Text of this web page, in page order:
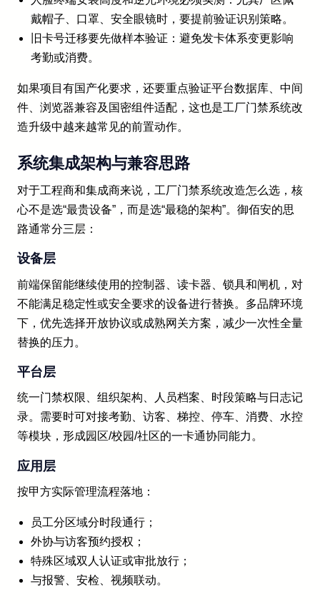
戴帽子、口罩、安全眼镜时，要提前验证识别策略。
旧卡号迁移要先做样本验证：避免发卡体系变更影响
考勤或消费。
如果项目有国产化要求，还要重点验证平台数据库、中间
件、浏览器兼容及国密组件适配，这也是工厂门禁系统改
造升级中越来越常见的前置动作。
系统集成架构与兼容思路
对于工程商和集成商来说，工厂门禁系统改造怎么选，核
心不是选“最贵设备”，而是选“最稳的架构”。御佰安的思
路通常分三层：
设备层
前端保留能继续使用的控制器、读卡器、锁具和闸机，对
不能满足稳定性或安全要求的设备进行替换。多品牌环境
下，优先选择开放协议或成熟网关方案，减少一次性全量
替换的压力。
平台层
统一门禁权限、组织架构、人员档案、时段策略与日志记
录。需要时可对接考勤、访客、梯控、停车、消费、水控
等模块，形成园区/校园/社区的一卡通协同能力。
应用层
按甲方实际管理流程落地：
员工分区域分时段通行；
外协与访客预约授权；
特殊区域双人认证或审批放行；
与报警、安检、视频联动。